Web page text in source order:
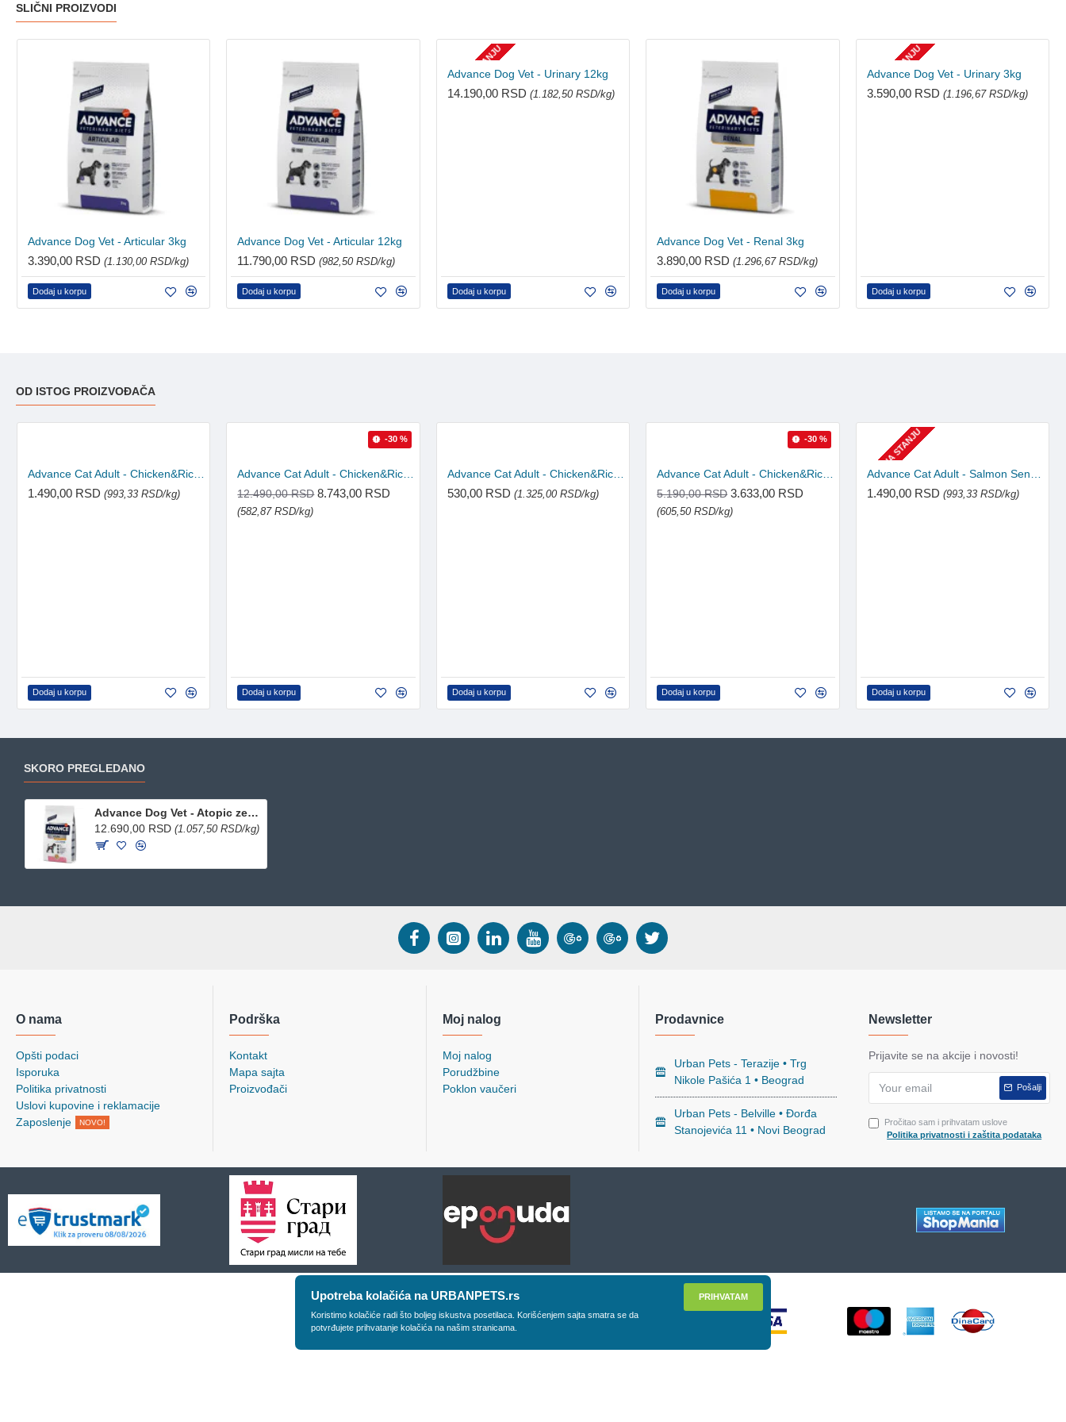
SLIČNI PROIZVODI
Advance Dog Vet - Articular 3kg
3.390,00 RSD (1.130,00 RSD/kg)
Dodaj u korpu
Advance Dog Vet - Articular 12kg
11.790,00 RSD(982,50 RSD/kg)
Dodaj u korpu
NEMA NA STANJU
Advance Dog Vet - Urinary 12kg
14.190,00 RSD (1.182,50 RSD/kg)
Dodaj u korpu
Advance Dog Vet - Renal 3kg
3.890,00 RSD(1.296,67 RSD/kg)
Dodaj u korpu
NEMA NA STANJU
Advance Dog Vet - Urinary 3kg
3.590,00 RSD (1.196,67 RSD/kg)
Dodaj u korpu
OD ISTOG PROIZVOĐAČA
1.490,00 RSD (993,33 RSD/kg)
Dodaj u korpu
-30 %
12.490,00 RSD 8.743,00 RSD
(582,87 RSD/kg)
Dodaj u korpu
Advance Cat Adult - Chicken&Rice 400g
530,00 RSD (1.325,00 RSD/kg)
Dodaj u korpu
-30 %
5.190,00 RSD 3.633,00 RSD
(605,50 RSD/kg)
Dodaj u korpu
NEMA NA STANJU
1.490,00 RSD (993,33 RSD/kg)
Dodaj u korpu
SKORO PREGLEDANO
Advance Dog Vet - Atopic zečetina 12kg
12.690,00 RSD(1.057,50 RSD/kg)
O nama
Opšti podaci
Isporuka
Politika privatnosti
Uslovi kupovine i reklamacije
Zaposlenje
NOVO!
Podrška
Kontakt
Mapa sajta
Proizvođači
Moj nalog
Moj nalog
Porudžbine
Poklon vaučeri
Prodavnice
Urban Pets - Terazije • Trg
Nikole Pašića 1 • Beograd
Urban Pets - Belville • Đorđa
Stanojevića 11 • Novi Beograd
Newsletter
Prijavite se na akcije i novosti!
Pošalji
Pročitao sam i prihvatam uslove
Politika privatnosti i zaštita podataka
PRIHVATAM
Upotreba kolačića na URBANPETS.rs
Koristimo kolačiće radi što boljeg iskustva posetilaca. Korišćenjem sajta smatra se da
potvrđujete prihvatanje kolačića na našim stranicama.